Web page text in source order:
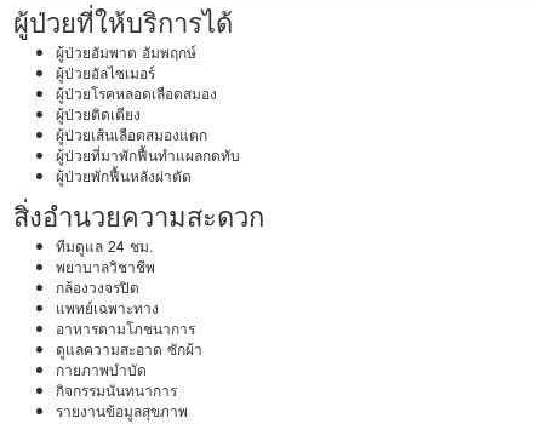
ผู้ป่วยที่ให้บริการได้
ผู้ป่วยอัมพาต อัมพฤกษ์
ผู้ป่วยอัลไซเมอร์
ผู้ป่วยโรคหลอดเลือดสมอง
ผู้ป่วยติดเตียง
ผู้ป่วยเส้นเลือดสมองแตก
ผู้ป่วยที่มาพักฟื้นทำแผลกดทับ
ผู้ป่วยพักฟื้นหลังผ่าตัด
สิ่งอำนวยความสะดวก
ทีมดูแล 24 ชม.
พยาบาลวิชาชีพ
กล้องวงจรปิด
แพทย์เฉพาะทาง
อาหารตามโภชนาการ
ดูแลความสะอาด ซักผ้า
กายภาพบำบัด
กิจกรรมนันทนาการ
รายงานข้อมูลสุขภาพ